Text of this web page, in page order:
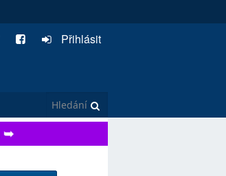
Přihlásit